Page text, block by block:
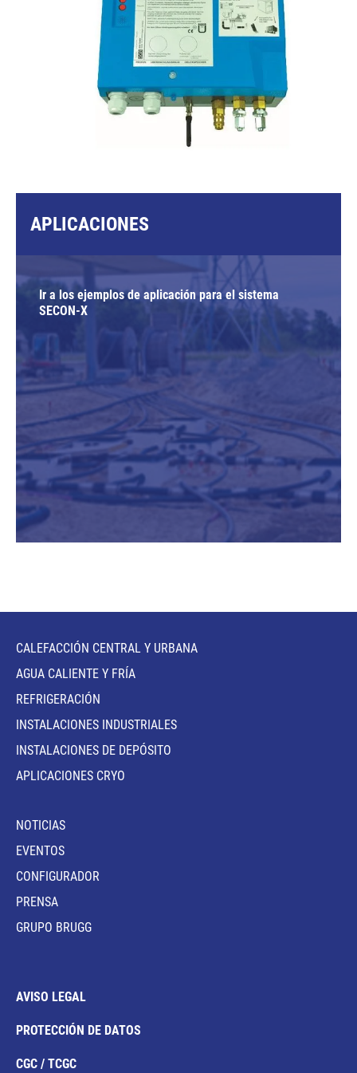
APLICACIONES
Ir a los ejemplos de aplicación para el sistema
SECON-X
CALEFACCIÓN CENTRAL Y URBANA
AGUA CALIENTE Y FRÍA
REFRIGERACIÓN
INSTALACIONES INDUSTRIALES
INSTALACIONES DE DEPÓSITO
APLICACIONES CRYO
NOTICIAS
EVENTOS
CONFIGURADOR
PRENSA
GRUPO BRUGG
AVISO LEGAL
PROTECCIÓN DE DATOS
CGC / TCGC